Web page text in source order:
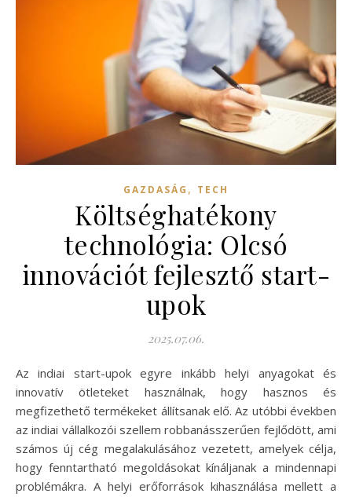
GAZDASÁG , TECH
Költséghatékony
technológia: Olcsó
innovációt fejlesztő start-
upok
2025.07.06.
Az indiai start-upok egyre inkább helyi anyagokat és
innovatív ötleteket használnak, hogy hasznos és
megfizethető termékeket állítsanak elő. Az utóbbi években
az indiai vállalkozói szellem robbanásszerűen fejlődött, ami
számos új cég megalakulásához vezetett, amelyek célja,
hogy fenntartható megoldásokat kínáljanak a mindennapi
problémákra. A helyi erőforrások kihasználása mellett a